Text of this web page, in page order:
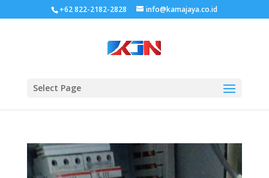
+62 822-2182-2828 info@kamajaya.co.id
Select Page